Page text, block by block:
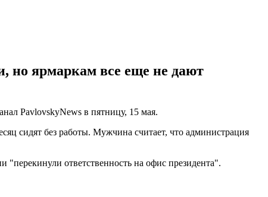
но ярмаркам все еще не дают
PavlovskyNews в пятницу, 15 мая.
сидят без работы. Мужчина считает, что администрация
ответственность на офис президента".